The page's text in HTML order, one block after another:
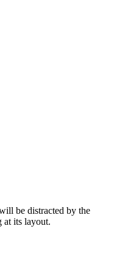
be distracted by the
at its layout.